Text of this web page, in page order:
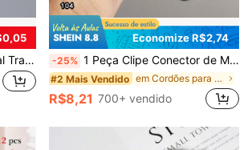
Cinta de Pulso Curta Artesanal Trançada à Prova de Choque com Conector de Capa de Telefone Universal, Acessório de Capa de Telefone Anti-Deslizante e Anti-Queda, Presente Portátil de Mola para Aniversário, Casamento e Festa
Economize R$2,74
-25% 1 Peça Clipe Conector de Metal para Capa de Celular, Pendente Fino e Durável Estilo Zen, Não Danifica o Celular
#2 Mais Vendido em Cordões para celular
R$8,21 700+ vendido